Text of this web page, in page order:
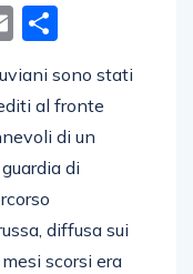
Email
sono stati
al fronte
di un
di
diffusa sui
scorsi era